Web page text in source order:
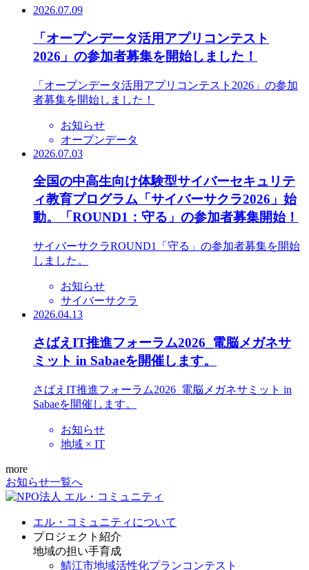
2026.07.09
「オープンデータ活用アプリコンテスト
2026」の参加者募集を開始しました！
「オープンデータ活用アプリコンテスト2026」の参加
者募集を開始しました！
お知らせ
オープンデータ
2026.07.03
全国の中高生向け体験型サイバーセキュリテ
ィ教育プログラム「サイバーサクラ2026」始
動。「ROUND1：守る」の参加者募集開始！
サイバーサクラROUND1「守る」の参加者募集を開始
しました。
お知らせ
サイバーサクラ
2026.04.13
さばえIT推進フォーラム2026_電脳メガネサ
ミット in Sabaeを開催します。
さばえIT推進フォーラム2026_電脳メガネサミット in
Sabaeを開催します。
お知らせ
地域 × IT
more
お知らせ一覧へ
エル・コミュニティについて
プロジェクト紹介
地域の担い手育成
鯖江市地域活性化プランコンテスト